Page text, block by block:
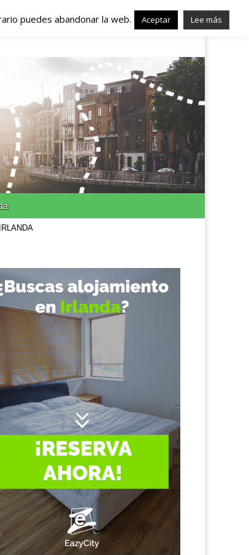
– Trabajo en
puedes abandonar la web. Aceptar Lee más